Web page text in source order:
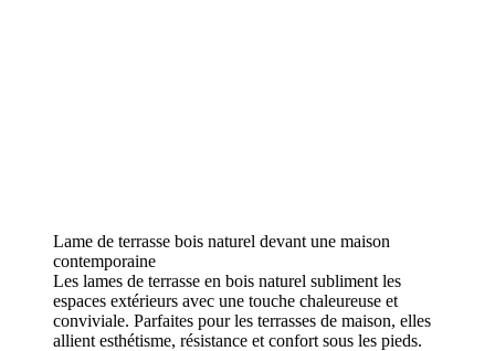
Lame de terrasse bois naturel devant une maison
contemporaine
Les lames de terrasse en bois naturel subliment les
espaces extérieurs avec une touche chaleureuse et
conviviale. Parfaites pour les terrasses de maison, elles
allient esthétisme, résistance et confort sous les pieds.